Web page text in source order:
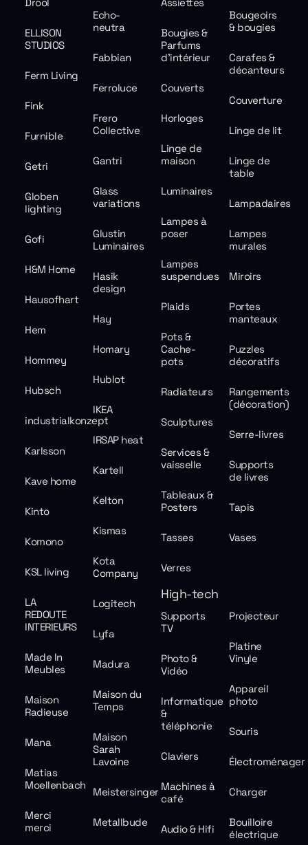
Echo-
neutra
ELLISON
STUDIOS
Fabbian
Ferm Living
Ferroluce
Fink
Frero
Collective
Furnible
Gantri
Getri
Glass
variations
Globen
lighting
Glustin
Luminaires
Gofi
H&M Home
Hasik
design
Hausofhart
Hay
Hem
Homary
Hommey
Hublot
Hubsch
IKEA
industrialkonzept
IRSAP heat
Karlsson
Kartell
Kave home
Kelton
Kinto
Kismas
Komono
Kota
Company
KSL living
LA
REDOUTE
INTERIEURS
Logitech
Lyfa
Made In
Meubles
Madura
Maison du
Temps
Maison
Radieuse
Maison
Sarah
Lavoine
Mana
Matias
Moellenbach
Meistersinger
Merci
merci
Metallbude
Bougeoirs
& bougies
Bougies &
Parfums
d'intérieur
Carafes &
décanteurs
Couverts
Couverture
Horloges
Linge de lit
Linge de
maison
Linge de
table
Luminaires
Lampadaires
Lampes à
poser
Lampes
murales
Lampes
suspendues
Miroirs
Plaids
Portes
manteaux
Pots &
Cache-
pots
Puzzles
décoratifs
Radiateurs
Rangements
(décoration)
Sculptures
Serre-livres
Services &
vaisselle
Supports
de livres
Tableaux &
Posters
Tapis
Tasses Vases
Verres
High-tech
Supports
TV
Projecteur
Platine
Vinyle
Photo &
Vidéo
Appareil
photo
Informatique
&
téléphonie
Souris
Claviers
Électroménager
Machines à
café
Charger
Bouilloire
électrique
Audio & Hifi